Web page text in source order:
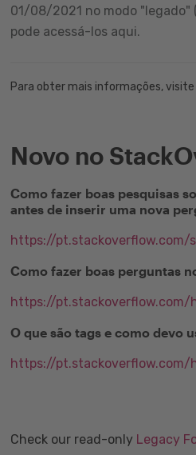
01/08/2021 no modo "legado"
pode acessá-los aqui.
Para obter mais informações, visite
Novo no
Como fazer boas pesquisas
antes de inserir uma nova
https://pt.stackoverflow.com/
Como fazer boas perguntas
https://
O que são tags e como devo
https://pt.stackoverflow.com/
Check our read-only Legacy